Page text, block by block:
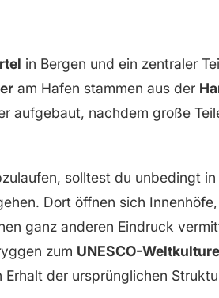
in Bergen und ein zentraler
am Hafen stammen aus der
aufgebaut, nachdem große
solltest du unbedingt
Dort öffnen sich
ganz anderen Eindruck
zum UNESCO-
der ursprünglichen